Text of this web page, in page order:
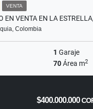
VENTA
EN VENTA EN LA
Colombia
1 Garaje
70Área m2
$400.000.000